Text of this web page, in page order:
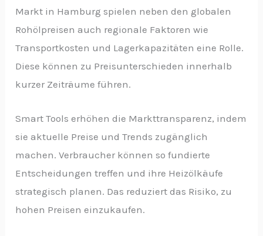
Markt in Hamburg spielen neben den globalen
Rohölpreisen auch regionale Faktoren wie
Transportkosten und Lagerkapazitäten eine Rolle.
Diese können zu Preisunterschieden innerhalb
kurzer Zeiträume führen.
Smart Tools erhöhen die Markttransparenz, indem
sie aktuelle Preise und Trends zugänglich
machen. Verbraucher können so fundierte
Entscheidungen treffen und ihre Heizölkäufe
strategisch planen. Das reduziert das Risiko, zu
hohen Preisen einzukaufen.